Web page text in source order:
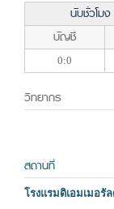
นับชั่วโมง
บัญชี
0:0
วิทยากร
สถานที่
โรงแรมดิเอมเมอรั